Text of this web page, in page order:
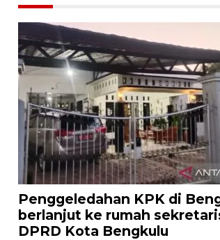
Penggeledahan KPK di
berlanjut ke rumah
DPRD Kota Bengkulu